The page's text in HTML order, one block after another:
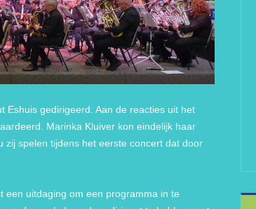
Eshuis gedirigeerd. Aan de reacties uit het
Marinka Kluiver kon eindelijk haar
zij spelen tijdens het eerste concert dat door
een uitdaging om een programma in te